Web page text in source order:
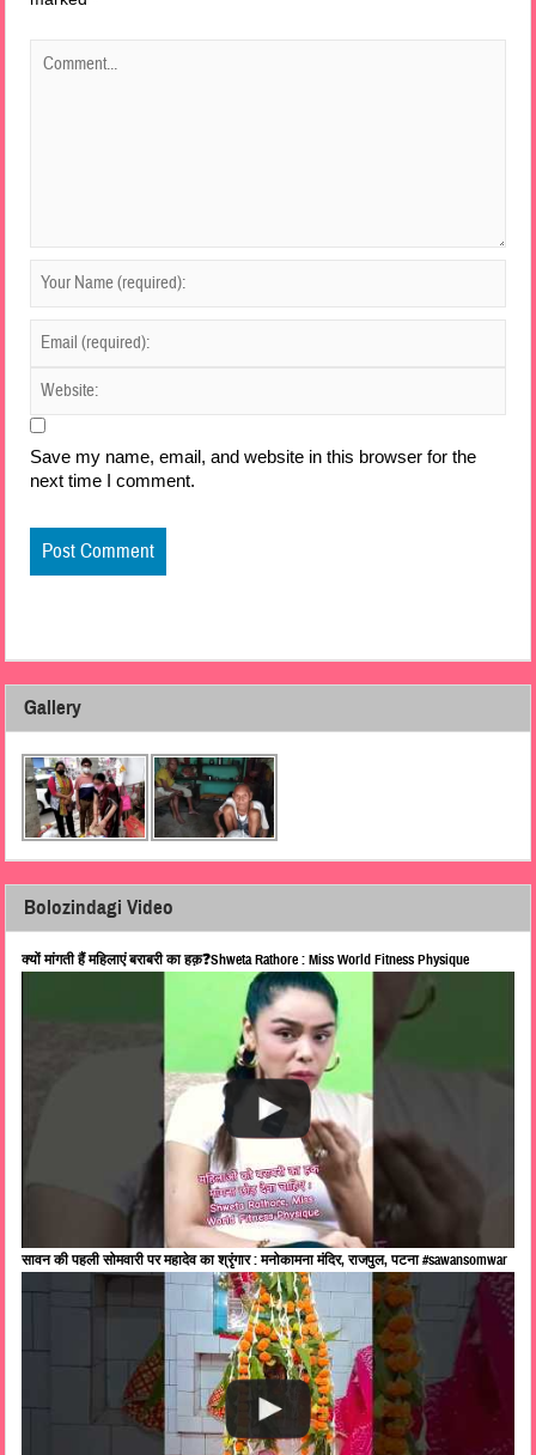
Save my name, email, and website in this browser for the
next time I comment.
Gallery
Bolozindagi Video
क्यों मांगती हैं महिलाएं बराबरी का हक़❓Shweta Rathore : Miss World Fitness Physique
सावन की पहली सोमवारी पर महादेव का श्रृंगार : मनोकामना मंदिर, राजपुल, पटना #sawansomwar